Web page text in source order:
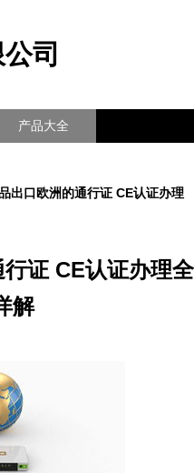
司
产品大全
出口欧洲的通行证 CE认证办理
证 CE认证办理全
解